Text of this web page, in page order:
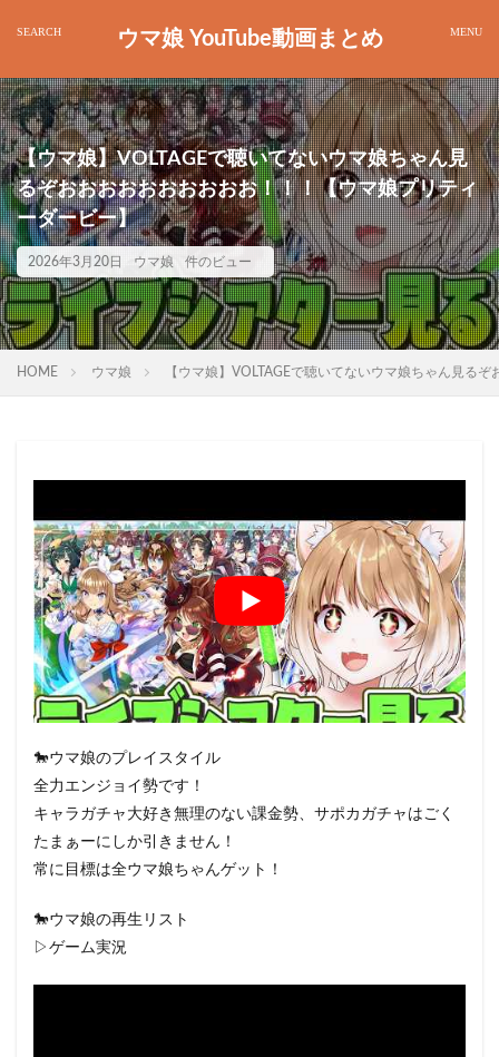
ウマ娘 YouTube動画まとめ
【ウマ娘】VOLTAGEで聴いてないウマ娘ちゃん見
るぞおおおおおおおおおお！！！【ウマ娘プリティ
ーダービー】
2026年3月20日 ウマ娘 件のビュー
HOME ウマ娘 【ウマ娘】VOLTAGEで聴いてないウマ娘ちゃん見る
🐎ウマ娘のプレイスタイル
全力エンジョイ勢です！
キャラガチャ大好き無理のない課金勢、サポカガチャはごく
たまぁーにしか引きません！
常に目標は全ウマ娘ちゃんゲット！
🐎ウマ娘の再生リスト
▷ゲーム実況